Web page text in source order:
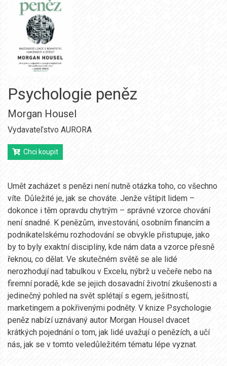
Psychologie peněz
Morgan Housel
Vydavateľstvo AURORA
Chci koupit
Umět zacházet s penězi není nutně otázka toho, co všechno
víte. Důležité je, jak se chováte. Jenže vštípit lidem –
dokonce i těm opravdu chytrým – správné vzorce chování
není snadné. K penězům, investování, osobním financím a
podnikatelskému rozhodování se obvykle přistupuje, jako
by to byly exaktní disciplíny, kde nám data a vzorce přesně
řeknou, co dělat. Ve skutečném světě se ale lidé
nerozhodují nad tabulkou v Excelu, nýbrž u večeře nebo na
firemní poradě, kde se jejich dosavadní životní zkušenosti a
jedinečný pohled na svět splétají s egem, ješitností,
marketingem a pokřivenými podněty. V knize Psychologie
peněz nabízí uznávaný autor Morgan Housel dvacet
krátkých pojednání o tom, jak lidé uvažují o penězích, a učí
nás, jak se v tomto veledůležitém tématu lépe vyznat.